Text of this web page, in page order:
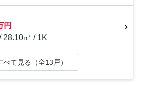
円
28.10㎡ / 1K
べて見る（全13戸）